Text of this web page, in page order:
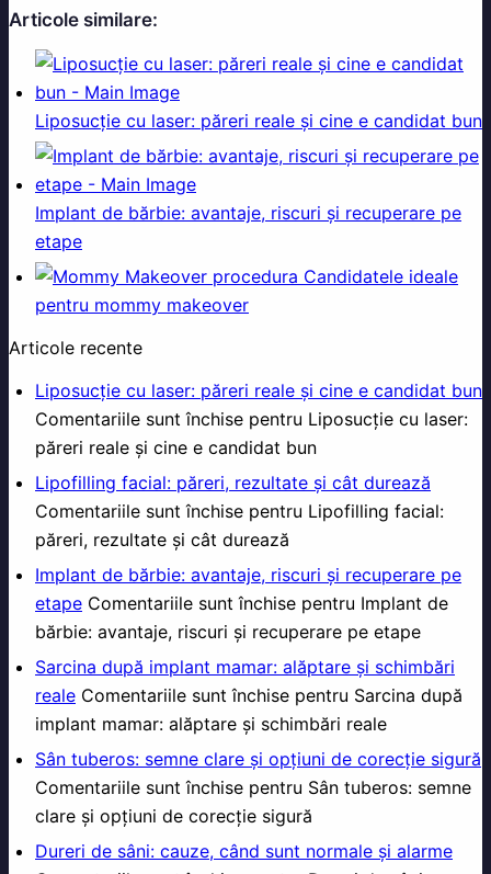
Articole similare:
Liposucție cu laser: păreri reale și cine e candidat bun
Implant de bărbie: avantaje, riscuri și recuperare pe
etape
Candidatele ideale
pentru mommy makeover
Articole recente
Liposucție cu laser: păreri reale și cine e candidat bun
Comentariile sunt închise pentru Liposucție cu laser:
păreri reale și cine e candidat bun
Lipofilling facial: păreri, rezultate și cât durează
Comentariile sunt închise pentru Lipofilling facial:
păreri, rezultate și cât durează
Implant de bărbie: avantaje, riscuri și recuperare pe
etape Comentariile sunt închise pentru Implant de
bărbie: avantaje, riscuri și recuperare pe etape
Sarcina după implant mamar: alăptare și schimbări
reale Comentariile sunt închise pentru Sarcina după
implant mamar: alăptare și schimbări reale
Sân tuberos: semne clare și opțiuni de corecție sigură
Comentariile sunt închise pentru Sân tuberos: semne
clare și opțiuni de corecție sigură
Dureri de sâni: cauze, când sunt normale și alarme